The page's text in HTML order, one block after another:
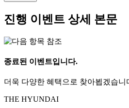
진행 이벤트 상세 본문
종료된 이벤트입니다.
더욱 다양한 혜택으로 찾아뵙겠습니
THE HYUNDAI